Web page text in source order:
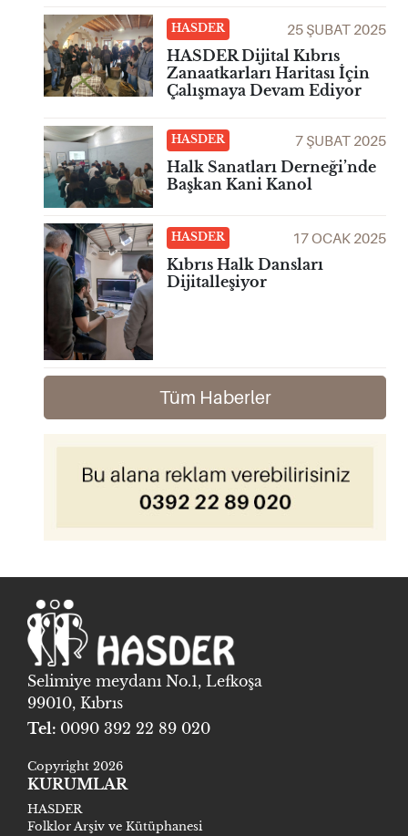
HASDER
25 ŞUBAT 2025
HASDER Dijital Kıbrıs
Zanaatkarları Haritası İçin
Çalışmaya Devam Ediyor
HASDER
7 ŞUBAT 2025
Halk Sanatları Derneği’nde
Başkan Kani Kanol
HASDER
17 OCAK 2025
Kıbrıs Halk Dansları
Dijitalleşiyor
Tüm Haberler
Selimiye meydanı No.1, Lefkoşa
99010, Kıbrıs
Tel: 0090 392 22 89 020
Copyright 2026
KURUMLAR
HASDER
Folklor Arşiv ve Kütüphanesi